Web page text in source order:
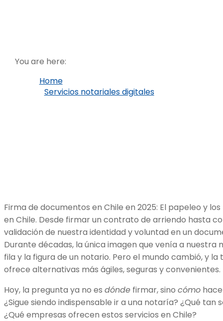
You are here:
Home
Servicios notariales digitales
Firma de documentos en Chile en 2025: El papeleo y
en Chile. Desde firmar un contrato de arriendo hasta
validación de nuestra identidad y voluntad en un
Durante décadas, la única imagen que venía a nuestra
fila y la figura de un notario. Pero el mundo cambió, y
ofrece alternativas más ágiles, seguras y convenientes.
Hoy, la pregunta ya no es dónde firmar, sino cómo
¿Sigue siendo indispensable ir a una notaría? ¿Qué
¿Qué empresas ofrecen estos servicios en Chile?